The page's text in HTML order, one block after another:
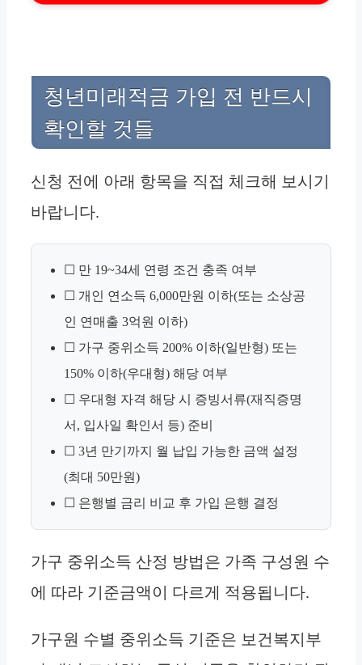
청년미래적금 가입 전 반드시
확인할 것들
신청 전에 아래 항목을 직접 체크해 보시기
바랍니다.
☐ 만 19~34세 연령 조건 충족 여부
☐ 개인 연소득 6,000만원 이하(또는 소상공
인 연매출 3억원 이하)
☐ 가구 중위소득 200% 이하(일반형) 또는
150% 이하(우대형) 해당 여부
☐ 우대형 자격 해당 시 증빙서류(재직증명
서, 입사일 확인서 등) 준비
☐ 3년 만기까지 월 납입 가능한 금액 설정
(최대 50만원)
☐ 은행별 금리 비교 후 가입 은행 결정
가구 중위소득 산정 방법은 가족 구성원 수
에 따라 기준금액이 다르게 적용됩니다.
가구원 수별 중위소득 기준은 보건복지부